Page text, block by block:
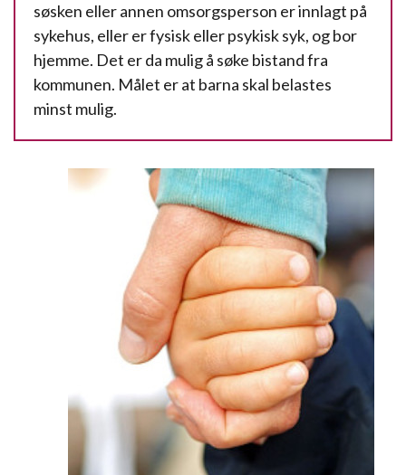
søsken eller annen omsorgsperson er innlagt på
sykehus, eller er fysisk eller psykisk syk, og bor
hjemme. Det er da mulig å søke bistand fra
kommunen. Målet er at barna skal belastes
minst mulig.